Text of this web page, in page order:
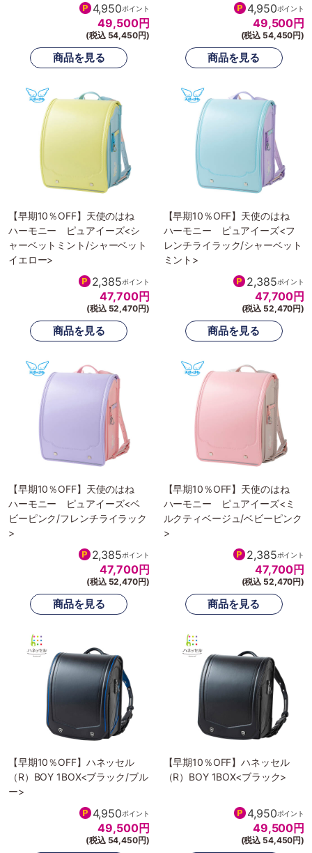
4,950ポイント
49,500円
(税込 54,450円)
4,950ポイント
49,500円
(税込 54,450円)
【早期10％OFF】天使のはね
ハーモニー ピュアイーズ<シ
ャーベットミント/シャーベット
イエロー>
2,385ポイント
47,700円
(税込 52,470円)
【早期10％OFF】天使のはね
ハーモニー ピュアイーズ<フ
レンチライラック/シャーベット
ミント>
2,385ポイント
47,700円
(税込 52,470円)
【早期10％OFF】天使のはね
ハーモニー ピュアイーズ<ベ
ビーピンク/フレンチライラック
>
2,385ポイント
47,700円
(税込 52,470円)
【早期10％OFF】天使のはね
ハーモニー ピュアイーズ<ミ
ルクティベージュ/ベビーピンク
>
2,385ポイント
47,700円
(税込 52,470円)
【早期10％OFF】ハネッセル
（R）BOY 1BOX<ブラック/ブル
ー>
4,950ポイント
49,500円
(税込 54,450円)
【早期10％OFF】ハネッセル
（R）BOY 1BOX<ブラック>
4,950ポイント
49,500円
(税込 54,450円)